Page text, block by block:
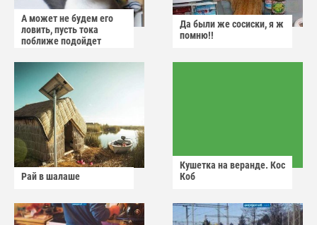
А может не будем его
ловить, пусть тока
поближе подойдет
Да были же сосиски, я ж
помню!!
Рай в шалаше
Кушетка на веранде. Кос
Коб